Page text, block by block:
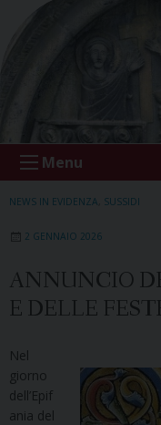
Menu
NEWS IN EVIDENZA SUSSIDI
2 GENNAIO 2026
ANNUNCIO
E DELLE
Nel
giorno
dell’Epif
ania del